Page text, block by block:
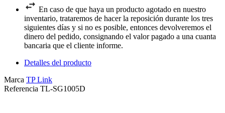
En caso de que haya un producto agotado en nuestro
inventario, trataremos de hacer la reposición durante los tres
siguientes días y si no es posible, entonces devolveremos el
dinero del pedido, consignando el valor pagado a una cuanta
bancaria que el cliente informe.
Detalles del producto
Marca TP Link
Referencia TL-SG1005D